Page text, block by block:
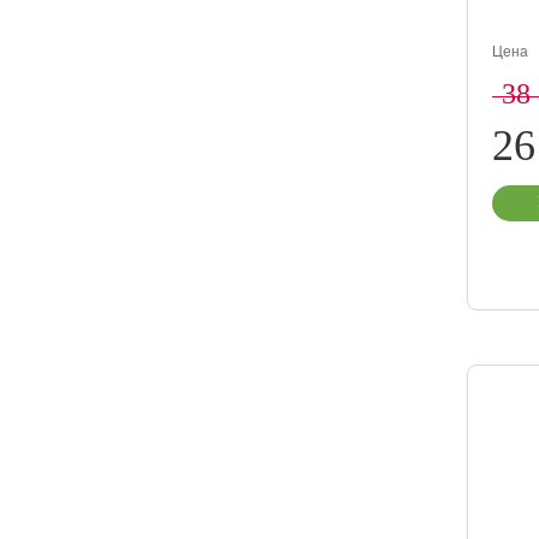
Цена